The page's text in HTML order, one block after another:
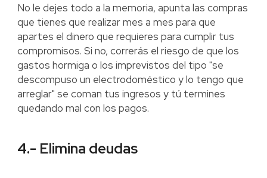
No le dejes todo a la memoria, apunta las compras
que tienes que realizar mes a mes para que
apartes el dinero que requieres para cumplir tus
compromisos. Si no, correrás el riesgo de que los
gastos hormiga o los imprevistos del tipo "se
descompuso un electrodoméstico y lo tengo que
arreglar" se coman tus ingresos y tú termines
quedando mal con los pagos.
4.- Elimina deudas